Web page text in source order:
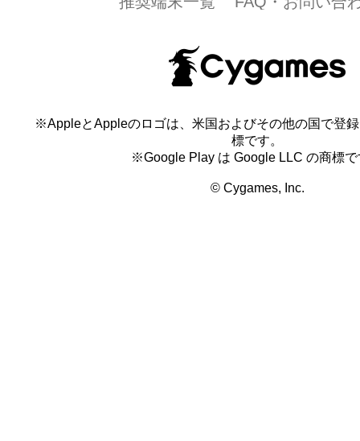
※AppleとAppleのロゴは、米国およびその他の国で登
標です。
※Google Play は Google LLC の商標で
© Cygames, Inc.